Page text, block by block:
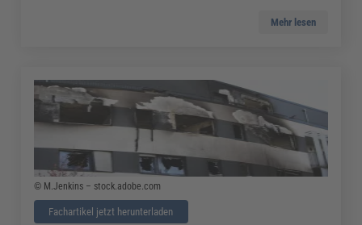
Mehr lesen
© M.Jenkins – stock.adobe.com
Fachartikel jetzt herunterladen